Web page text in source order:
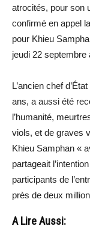
atrocités, pour son
confirmé en appel
pour Khieu
jeudi 22 septembre
L’ancien chef
ans, a aussi été
l’humanité,
viols, et de graves
Khieu Samphan «
partageait
participants de
près de deux
A Lire Aussi: